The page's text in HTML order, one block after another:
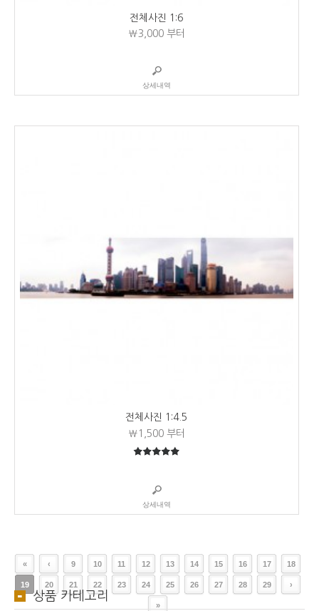
전체사진 1:6
₩3,000부터
상세내역
전체사진 1:4.5
₩1,500부터
상세내역
« ‹ 9 10 11 12 13 14 15 16 17 18
19 20 21 22 23 24 25 26 27 28 29 ›
»
상품 카테고리